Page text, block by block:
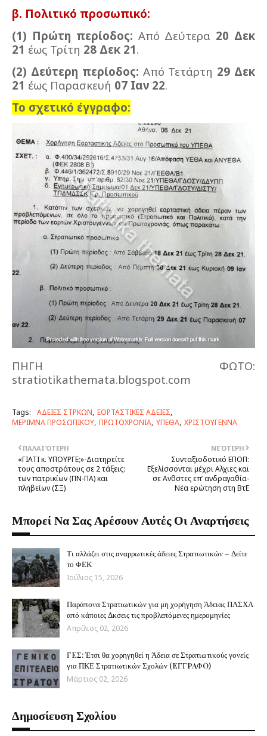
β. Πολιτικό προσωπικό:
(1) Πρώτη περίοδος: Από Δεύτερα 20 Δεκ
21 έως Τρίτη 28 Δεκ 21.
(2) Δεύτερη περίοδος: Από Τετάρτη 29 Δεκ
21 έως Παρασκευή 07 Ιαν 22.
Το σχετικό έγγραφο:
ΠΗΓΗ ΦΩΤΟ:
stratiotikathemata.blogspot.com
Tags: ΑΔΕΙΕΣ ΣΤΡΚΩΝ ΕΟΡΤΑΣΤΙΚΕΣ ΑΔΕΙΕΣ
ΜΕΡΙΜΝΑ ΠΡΟΣΩΠΙΚΟΥ ΠΡΩΤΟΧΡΟΝΙΑ ΥΠΕΘΑ ΧΡΙΣΤΟΥΓΕΝΝΑ
ΝΕΌΤΕΡΗ
Συνταξιοδοτικό ΕΠΟΠ:
Εξελίσσονται μέχρι Αλχιες και
σε Ανθστες επ’ ανδραγαθία-
Νέα ερώτηση στη ΒτΕ
ΠΑΛΑΙΌΤΕΡΗ
«ΓΙΑΤΙ κ. ΥΠΟΥΡΓΕ;»-Διατηρείτε
τους αποστράτους σε 2 τάξεις:
των πατρικίων (ΠΝ-ΠΑ) και
πληβείων (ΣΞ)
Μπορεί Να Σας Αρέσουν Αυτές Οι Αναρτήσεις
Τι αλλάζει στις αναρρωτικές άδειες Στρατιωτικών – Δείτε
το ΦΕΚ
Ιούλιος 15, 2026
Παράπονα Στρατιωτικών για μη χορήγηση Άδειας ΠΑΣΧΑ
από κάποιες Δκσεις τις προβλεπόμενες ημερομηνίες
Απρίλιος 02, 2026
ΓEΣ: Έτσι θα χορηγηθεί η Άδεια σε Στρατιωτικούς γονείς
για ΠΚΕ Στρατιωτικών Σχολών (EΓΓPAΦO)
Μάρτιος 02, 2026
Δημοσίευση Σχολίου